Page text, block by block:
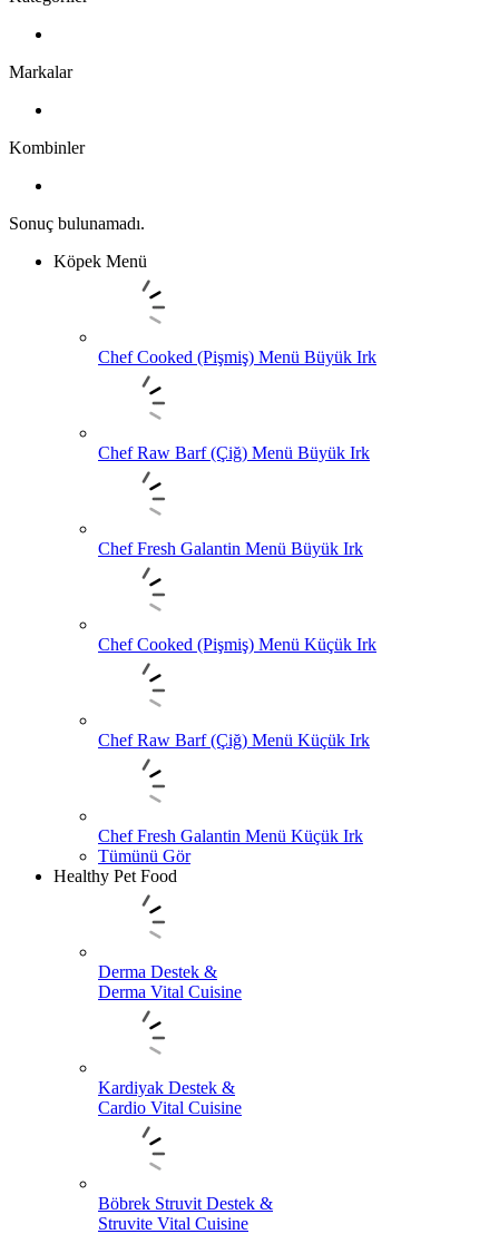
Markalar
Kombinler
Sonuç bulunamadı.
Köpek Menü
Chef Cooked (Pişmiş) Menü Büyük Irk
Chef Raw Barf (Çiğ) Menü Büyük Irk
Chef Fresh Galantin Menü Büyük Irk
Chef Cooked (Pişmiş) Menü Küçük Irk
Chef Raw Barf (Çiğ) Menü Küçük Irk
Chef Fresh Galantin Menü Küçük Irk
Tümünü Gör
Healthy Pet Food
Derma Destek &
Derma Vital Cuisine
Kardiyak Destek &
Cardio Vital Cuisine
Böbrek Struvit Destek &
Struvite Vital Cuisine